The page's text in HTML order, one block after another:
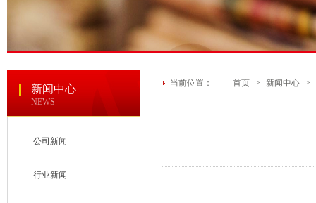
新闻中心
NEWS
公司新闻
行业新闻
当前位置： 首页 > 新闻中心 >